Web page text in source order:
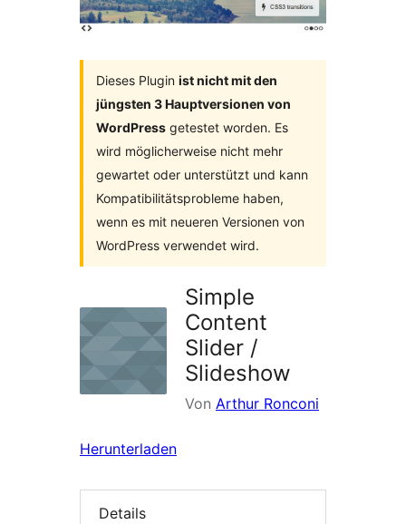
Dieses Plugin ist nicht mit den
jüngsten 3 Hauptversionen von
WordPress getestet worden. Es
wird möglicherweise nicht mehr
gewartet oder unterstützt und kann
Kompatibilitätsprobleme haben,
wenn es mit neueren Versionen von
WordPress verwendet wird.
Simple
Content
Slider /
Slideshow
Von Arthur Ronconi
Herunterladen
Details